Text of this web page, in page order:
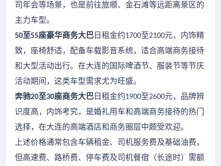
司年会等场景，也是前往旅顺、金石滩等远距离景区的
主力车型。
50至55座豪华商务大巴 日租金约1700至2100元，内饰精
致，座椅舒适，配备车载影音系统，适合高端商务接待
和大型活动出行。在大连的国际啤酒节、服装节等节庆
活动期间，这类车型需求尤为旺盛。
奔驰20至30座商务大巴 日租金约1900至2600元，品牌辨
识度高，内饰考究，是婚礼用车和高端商务接待的热门
选择，在大连的高端酒店和商务圈层中颇受欢迎。
上述价格通常包含车辆租金、司机服务费及基础油费，
但高速费、路桥费、停车费及司机餐宿（长途时）需额